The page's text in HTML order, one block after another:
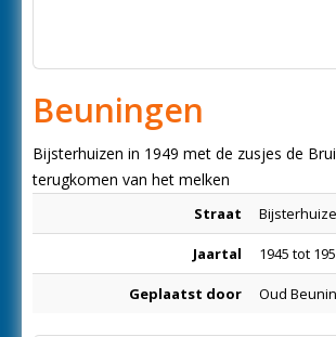
Beuningen
Bijsterhuizen in 1949 met de zusjes de
terugkomen van het melken
Straat
Jaartal 1945 tot
Geplaatst door Oud